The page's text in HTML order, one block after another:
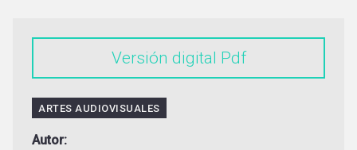
Versión digital
ARTES AUDIOVISUALES
Autor